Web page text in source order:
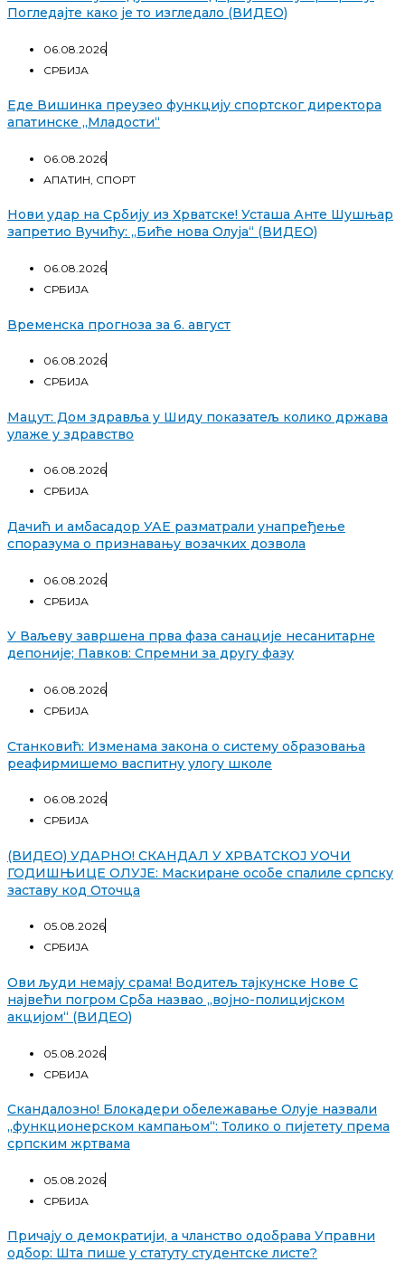
Погледајте како је то изгледало (ВИДЕО)
06.08.2026
СРБИЈА
Еде Вишинка преузео функцију спортског директора
апатинске „Младости“
06.08.2026
АПАТИН СПОРТ
Нови удар на Србију из Хрватске! Усташа Анте Шушњар
запретио Вучићу: „Биће нова Олуја“ (ВИДЕО)
06.08.2026
СРБИЈА
Временска прогноза за 6. август
06.08.2026
СРБИЈА
Мацут: Дом здравља у Шиду показатељ колико држава
улаже у здравство
06.08.2026
СРБИЈА
Дачић и амбасадор УАЕ разматрали унапређење
споразума о признавању возачких дозвола
06.08.2026
СРБИЈА
У Ваљеву завршена прва фаза санације несанитарне
депоније; Павков: Спремни за другу фазу
06.08.2026
СРБИЈА
Станковић: Изменама закона о систему образовања
реафирмишемо васпитну улогу школе
06.08.2026
СРБИЈА
(ВИДЕО) УДАРНО! СКАНДАЛ У ХРВАТСКОЈ УОЧИ
ГОДИШЊИЦЕ ОЛУЈЕ: Маскиране особе спалиле српску
заставу код Оточца
05.08.2026
СРБИЈА
Ови људи немају срама! Водитељ тајкунске Нове С
највећи погром Срба назвао „војно-полицијском
акцијом“ (ВИДЕО)
05.08.2026
СРБИЈА
Скандалозно! Блокадери обележавање Олује назвали
„функционерском кампањом“: Толико о пијетету према
српским жртвама
05.08.2026
СРБИЈА
Причају о демократији, а чланство одобрава Управни
одбор: Шта пише у статуту студентске листе?